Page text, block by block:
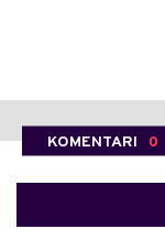
KOMENTARI 0